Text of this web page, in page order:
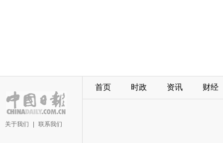
关于我们 联系我们
首页 时政 资讯 财经